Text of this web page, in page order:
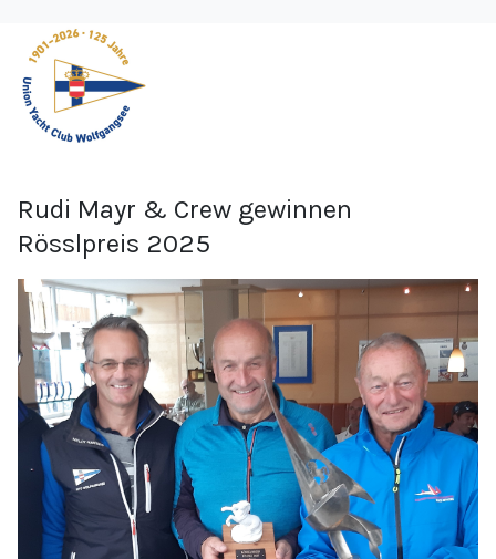
Rudi Mayr & Crew gewinnen
Rösslpreis 2025